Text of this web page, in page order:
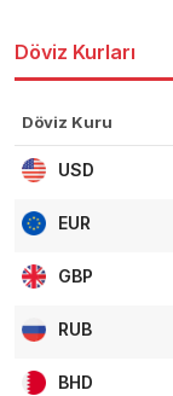
Döviz Kurları
Döviz Kuru
USD
EUR
GBP
RUB
BHD